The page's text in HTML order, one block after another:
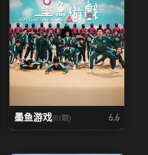
墨鱼游戏(01期) 6.6